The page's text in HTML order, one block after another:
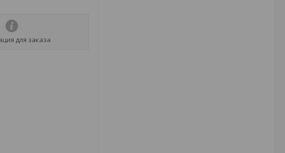
для заказа